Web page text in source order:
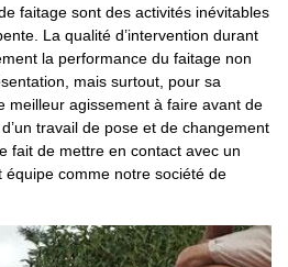
faitage sont des activités inévitables
La qualité d’intervention durant
la performance du faitage non
mais surtout, pour sa
meilleur agissement à faire avant de
travail de pose et de changement
fait de mettre en contact avec un
comme notre société de